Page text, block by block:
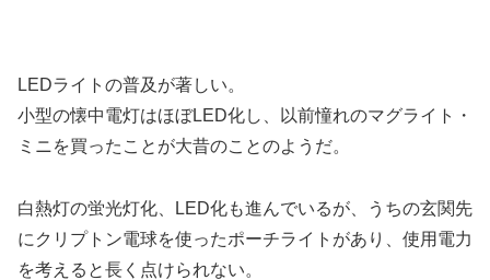
LEDライトの普及が著しい。
小型の懐中電灯はほぼLED化し、以前憧れのマグライト・
ミニを買ったことが大昔のことのようだ。
白熱灯の蛍光灯化、LED化も進んでいるが、うちの玄関先
にクリプトン電球を使ったポーチライトがあり、使用電力
を考えると長く点けられない。